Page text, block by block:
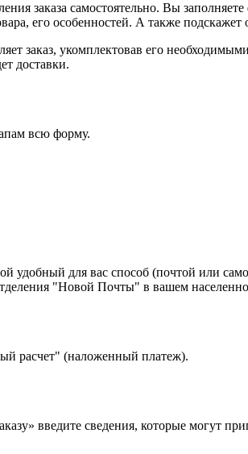
заказа самостоятельно. Вы
его особенностей. А также
заказ, укомплектовав его
доставки.
всю форму.
удобный для вас способ (почтой или
"Новой Почты" в вашем
расчет" (наложенный платеж).
введите сведения, которые могут